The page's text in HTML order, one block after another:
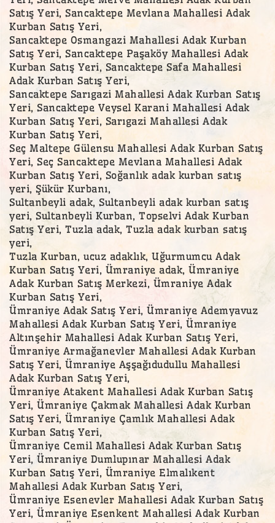
Satış Yeri, Sancaktepe Mevlana Mahallesi Adak
Kurban Satış Yeri,
Sancaktepe Osmangazi Mahallesi Adak Kurban
Satış Yeri, Sancaktepe Paşaköy Mahallesi Adak
Kurban Satış Yeri, Sancaktepe Safa Mahallesi
Adak Kurban Satış Yeri,
Sancaktepe Sarıgazi Mahallesi Adak Kurban Satış
Yeri, Sancaktepe Veysel Karani Mahallesi Adak
Kurban Satış Yeri, Sarıgazi Mahallesi Adak
Kurban Satış Yeri,
Seç Maltepe Gülensu Mahallesi Adak Kurban Satış
Yeri, Seç Sancaktepe Mevlana Mahallesi Adak
Kurban Satış Yeri, Soğanlık adak kurban satış
yeri, Şükür Kurbanı,
Sultanbeyli adak, Sultanbeyli adak kurban satış
yeri, Sultanbeyli Kurban, Topselvi Adak Kurban
Satış Yeri, Tuzla adak, Tuzla adak kurban satış
yeri,
Tuzla Kurban, ucuz adaklık, Uğurmumcu Adak
Kurban Satış Yeri, Ümraniye adak, Ümraniye
Adak Kurban Satış Merkezi, Ümraniye Adak
Kurban Satış Yeri,
Ümraniye Adak Satış Yeri, Ümraniye Ademyavuz
Mahallesi Adak Kurban Satış Yeri, Ümraniye
Altınşehir Mahallesi Adak Kurban Satış Yeri,
Ümraniye Armağanevler Mahallesi Adak Kurban
Satış Yeri, Ümraniye Aşşağıdudullu Mahallesi
Adak Kurban Satış Yeri,
Ümraniye Atakent Mahallesi Adak Kurban Satış
Yeri, Ümraniye Çakmak Mahallesi Adak Kurban
Satış Yeri, Ümraniye Çamlık Mahallesi Adak
Kurban Satış Yeri,
Ümraniye Cemil Mahallesi Adak Kurban Satış
Yeri, Ümraniye Dumlupınar Mahallesi Adak
Kurban Satış Yeri, Ümraniye Elmalıkent
Mahallesi Adak Kurban Satış Yeri,
Ümraniye Esenevler Mahallesi Adak Kurban Satış
Yeri, Ümraniye Esenkent Mahallesi Adak Kurban